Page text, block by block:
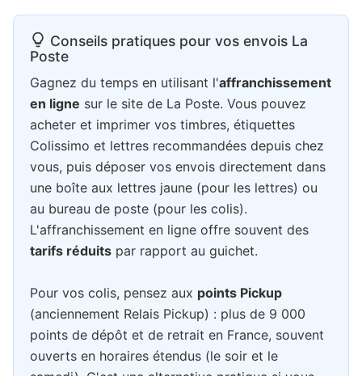
Conseils pratiques pour vos envois La
Poste
Gagnez du temps en utilisant l'affranchissement
en ligne sur le site de La Poste. Vous pouvez
acheter et imprimer vos timbres, étiquettes
Colissimo et lettres recommandées depuis chez
vous, puis déposer vos envois directement dans
une boîte aux lettres jaune (pour les lettres) ou
au bureau de poste (pour les colis).
L'affranchissement en ligne offre souvent des
tarifs réduits par rapport au guichet.
Pour vos colis, pensez aux points Pickup
(anciennement Relais Pickup) : plus de 9 000
points de dépôt et de retrait en France, souvent
ouverts en horaires étendus (le soir et le